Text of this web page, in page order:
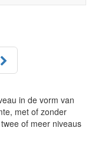
in de vorm van
met of zonder
of meer niveaus